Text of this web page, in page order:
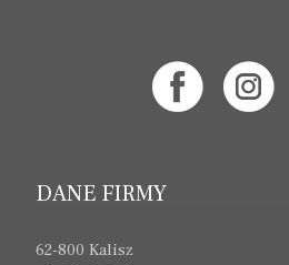
DANE FIRMY
62-800 Kalisz